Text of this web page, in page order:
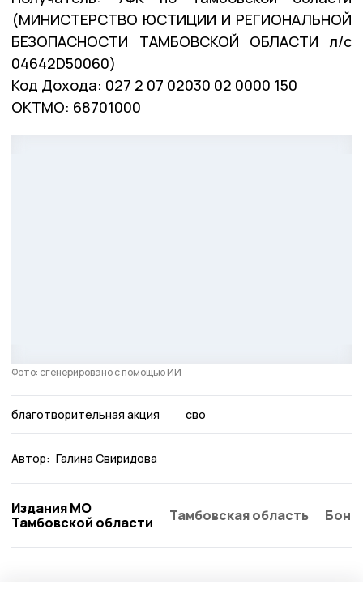
(МИНИСТЕРСТВО ЮСТИЦИИ И РЕГИОНАЛЬНОЙ
БЕЗОПАСНОСТИ ТАМБОВСКОЙ ОБЛАСТИ л/с
04642D50060)
Код Дохода: 027 2 07 02030 02 0000 150
ОКТМО: 68701000
Фото: сгенерировано с помощью ИИ
благотворительная акция сво
Автор: Галина Свиридова
Издания МО
Тамбовской области
Тамбовская область